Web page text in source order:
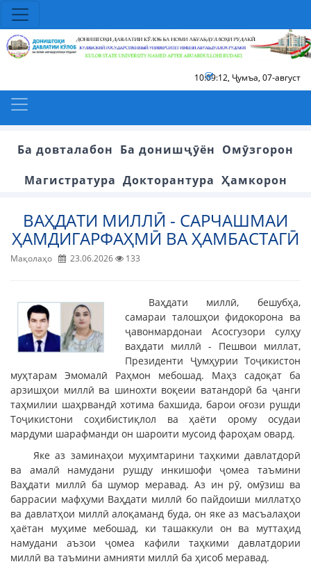
10:09:12, Ҷумъа, 07-август
Ба довталабон Ба донишҷӯён Омӯзгорон
Магистратура Докторантура Ҳамкорон
ВАҲДАТИ МИЛЛӢ - САРЧАШМАИ
ҲАМДИГАРФАҲМӢ ВА ҲАМБАСТАГӢ
Мақолаҳо 23.06.2026 133
Ваҳдати миллӣ, бешубҳа,
самараи талошҳои фидокорона ва
ҷавонмардонаи Асосгузори сулҳу
ваҳдати миллӣ - Пешвои миллат,
Президенти Ҷумҳурии Тоҷикистон
муҳтарам Эмомалӣ Раҳмон мебошад. Маҳз садоқат ба
арзишҳои миллӣ ва шинохти воқеии ватандорӣ ба ҷанги
таҳмилии шаҳрвандӣ хотима бахшида, барои оғози рушди
Тоҷикистони соҳибистиқлол ва ҳаёти орому осудаи
мардуми шарафманди он шароити мусоид фароҳам овард.
Яке аз заминаҳои муҳимтарини таҳкими давлатдорӣ
ва амалӣ намудани рушду инкишофи ҷомеа таъмини
Ваҳдати миллӣ ба шумор меравад. Аз ин рӯ, омӯзиш ва
баррасии мафҳуми Ваҳдати миллӣ бо пайдоиши миллатҳо
ва давлатҳои миллӣ алоқаманд буда, он яке аз масъалаҳои
ҳаётан муҳиме мебошад, ки ташаккули он ва муттаҳид
намудани аъзои ҷомеа кафили таҳкими давлатдории
миллӣ ва таъмини амнияти миллӣ ба ҳисоб меравад.